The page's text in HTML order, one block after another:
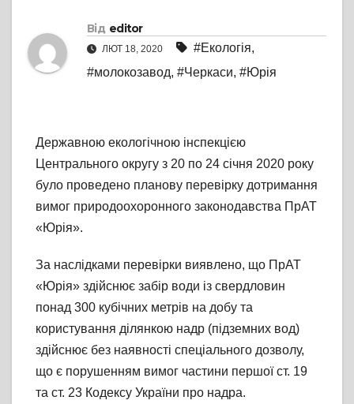
Від editor
ЛЮТ 18, 2020 #Екологія,
#молокозавод, #Черкаси, #Юрія
Державною екологічною інспекцією
Центрального округу з 20 по 24 січня 2020 року
було проведено планову перевірку дотримання
вимог природоохоронного законодавства ПрАТ
«Юрія».
За наслідками перевірки виявлено, що ПрАТ
«Юрія» здійснює забір води із свердловин
понад 300 кубічних метрів на добу та
користування ділянкою надр (підземних вод)
здійснює без наявності спеціального дозволу,
що є порушенням вимог частини першої ст. 19
та ст. 23 Кодексу України про надра.